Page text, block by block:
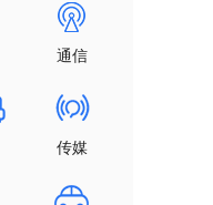
通信
传媒